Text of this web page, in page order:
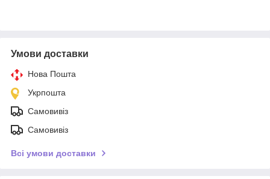
Умови доставки
Нова Пошта
Укрпошта
Самовивіз
Самовивіз
Всі умови доставки